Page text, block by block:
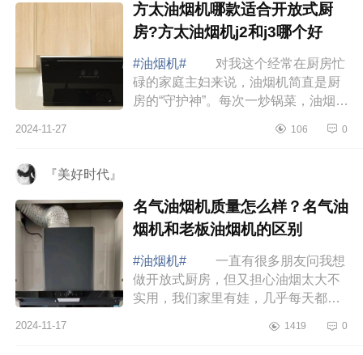
方太油烟机哪款适合开放式厨
房?方太油烟机j2和j3哪个好
#油烟机#
对我这个经常在厨房忙
碌的家庭主妇来说，油烟机简直是厨
房的“守护神”。每次一炒锅菜，油烟就
味道，令人喘不过气来。更糟糕的
2024-11-27 106 0
『美好时代』
名气油烟机质量怎么样？名气油
烟机和老板油烟机的区别
#油烟机#
一直有很多朋友问我想
做开放式厨房，但又担心油烟太大不
实用，我们家里有娃，几乎每天都在
净，主要原因就是选择了吸力强大的
2024-11-17 1419 0